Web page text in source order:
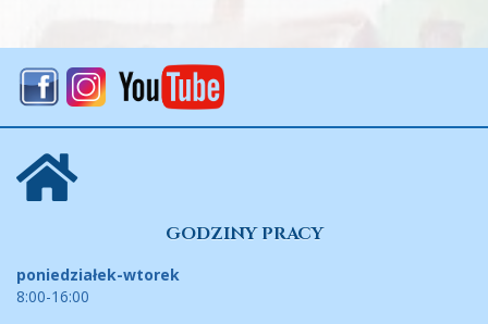
GODZINY PRACY
poniedziałek-wtorek
8:00-16:00